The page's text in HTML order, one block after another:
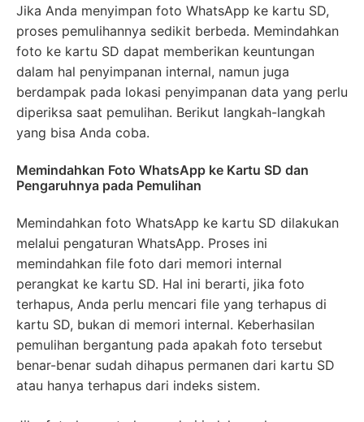
Jika Anda menyimpan foto WhatsApp ke kartu SD,
proses pemulihannya sedikit berbeda. Memindahkan
foto ke kartu SD dapat memberikan keuntungan
dalam hal penyimpanan internal, namun juga
berdampak pada lokasi penyimpanan data yang perlu
diperiksa saat pemulihan. Berikut langkah-langkah
yang bisa Anda coba.
Memindahkan Foto WhatsApp ke Kartu SD dan
Pengaruhnya pada Pemulihan
Memindahkan foto WhatsApp ke kartu SD dilakukan
melalui pengaturan WhatsApp. Proses ini
memindahkan file foto dari memori internal
perangkat ke kartu SD. Hal ini berarti, jika foto
terhapus, Anda perlu mencari file yang terhapus di
kartu SD, bukan di memori internal. Keberhasilan
pemulihan bergantung pada apakah foto tersebut
benar-benar sudah dihapus permanen dari kartu SD
atau hanya terhapus dari indeks sistem.